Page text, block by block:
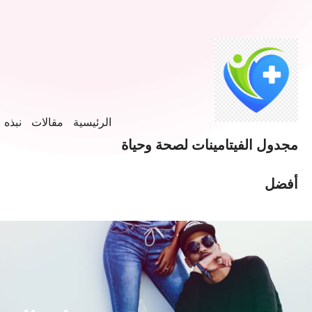
مجدول الفيتامينات لصحة وحياة
أفضل
الرئيسية مقالات نبذه